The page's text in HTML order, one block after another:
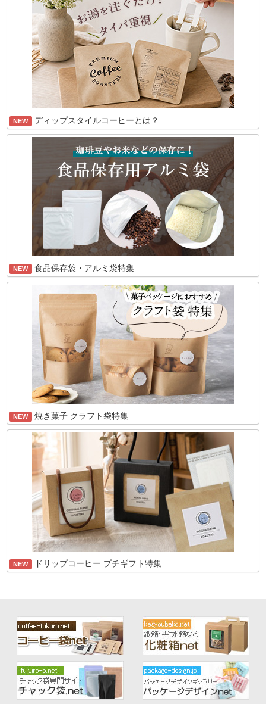
NEW ディップスタイルコーヒーとは？
NEW 食品保存袋・アルミ袋特集
NEW 焼き菓子 クラフト袋特集
NEW ドリップコーヒー プチギフト特集